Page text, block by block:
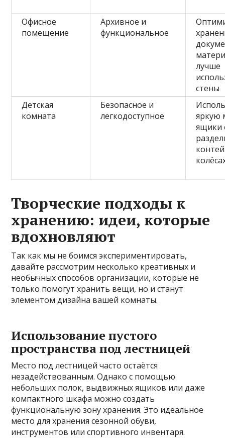
Офисное
помещение
Архивное и
функциональное
лучше
стены
Детская
комната
Безопасное и
легкодоступное
яркую
ящики
Творческие подходы к
хранению: идеи, которые
вдохновляют
Так как мы не боимся экспериментировать,
давайте рассмотрим несколько креативных и
необычных способов организации, которые не
только помогут хранить вещи, но и станут
элементом дизайна вашей комнаты.
Использование пустого
пространства под лестницей
Место под лестницей часто остаётся
незадействованным. Однако с помощью
небольших полок, выдвижных ящиков или даже
компактного шкафа можно создать
функциональную зону хранения. Это идеальное
место для хранения сезонной обуви,
инструментов или спортивного инвентаря.